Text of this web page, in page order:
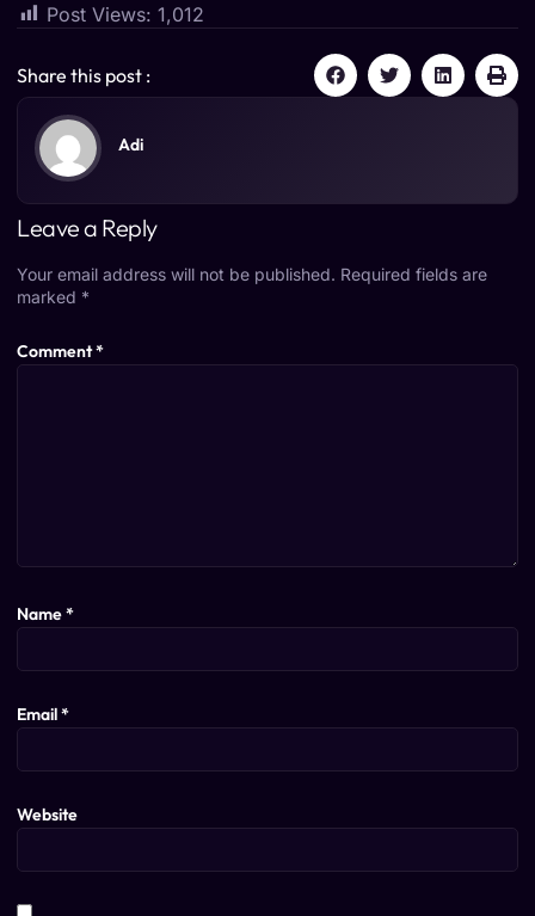
Post Views: 1,012
Share this post :
Adi
Leave a Reply
Your email address will not be published. Required fields are
marked *
Comment*
Name*
Email*
Website